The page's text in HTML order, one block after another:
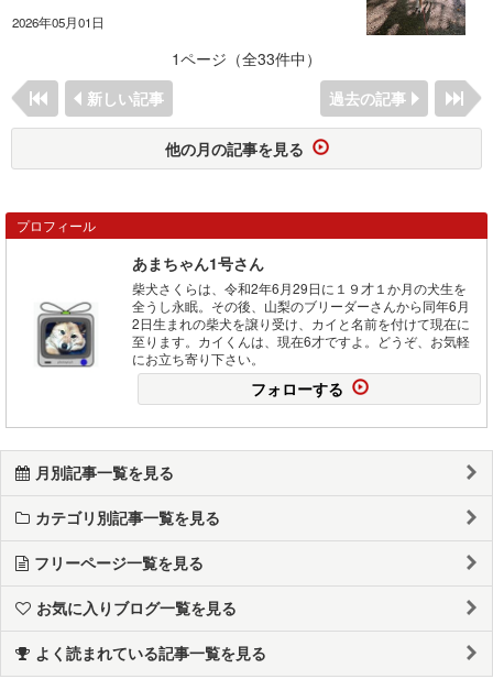
2026年05月01日
1ページ（全33件中）
新しい記事
過去の記事
他の月の記事を見る
プロフィール
あまちゃん1号さん
柴犬さくらは、令和2年6月29日に１９才１か月の犬生を
全うし永眠。その後、山梨のブリーダーさんから同年6月
2日生まれの柴犬を譲り受け、カイと名前を付けて現在に
至ります。カイくんは、現在6才ですよ。どうぞ、お気軽
にお立ち寄り下さい。
フォローする
月別記事一覧を見る
カテゴリ別記事一覧を見る
フリーページ一覧を見る
お気に入りブログ一覧を見る
よく読まれている記事一覧を見る